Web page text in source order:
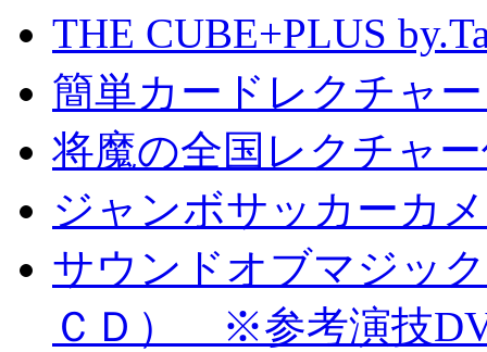
THE CUBE+PLUS
簡単カードレクチャ
将魔の全国レクチャ
ジャンボサッカーカ
サウンドオブマジッ
ＣＤ） ※参考演技